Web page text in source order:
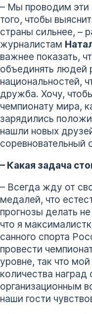
– Мы проводим эти
того, чтобы
страны сильнее, –
журналистам
важнее показать,
объединять людей
национальностей,
дружба. Хочу,
чемпионату мира,
зарядились
нашли новых
соревновательный
– Какая задача
– Всегда жду от
медалей, что
прогнозы делать
что я
санного спорта
провести
уровне, так что
количества наград
организационным
наши гости